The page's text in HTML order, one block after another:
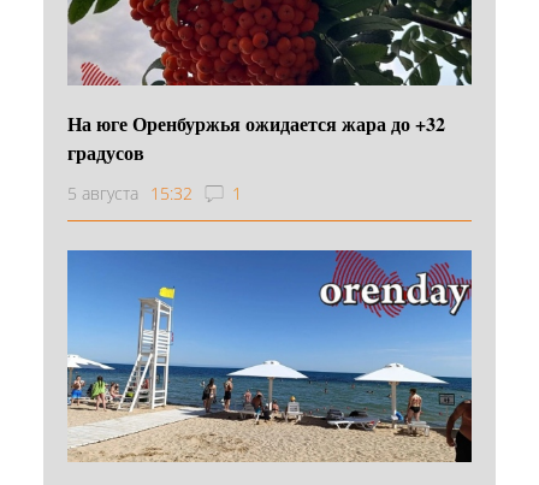
На юге Оренбуржья ожидается жара до +32
градусов
5 августа 15:32 1